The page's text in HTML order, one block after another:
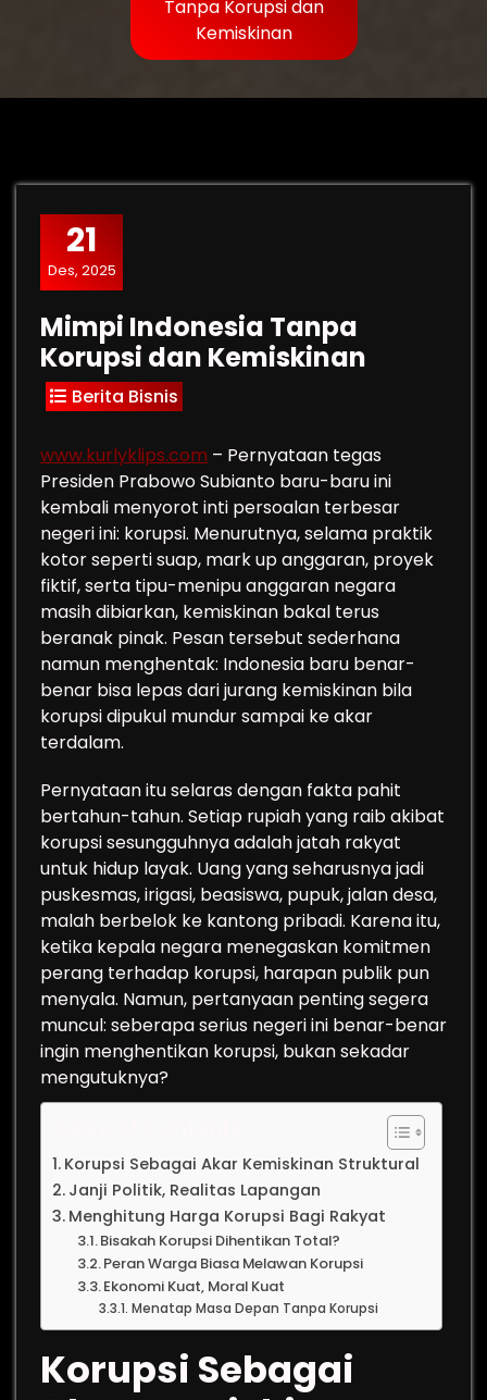
Tanpa Korupsi dan
Kemiskinan
21
Des, 2025
Mimpi Indonesia Tanpa
Korupsi dan Kemiskinan
Berita Bisnis
www.kurlyklips.com – Pernyataan tegas
Presiden Prabowo Subianto baru-baru ini
kembali menyorot inti persoalan terbesar
negeri ini: korupsi. Menurutnya, selama praktik
kotor seperti suap, mark up anggaran, proyek
fiktif, serta tipu-menipu anggaran negara
masih dibiarkan, kemiskinan bakal terus
beranak pinak. Pesan tersebut sederhana
namun menghentak: Indonesia baru benar-
benar bisa lepas dari jurang kemiskinan bila
korupsi dipukul mundur sampai ke akar
terdalam.
Pernyataan itu selaras dengan fakta pahit
bertahun-tahun. Setiap rupiah yang raib akibat
korupsi sesungguhnya adalah jatah rakyat
untuk hidup layak. Uang yang seharusnya jadi
puskesmas, irigasi, beasiswa, pupuk, jalan desa,
malah berbelok ke kantong pribadi. Karena itu,
ketika kepala negara menegaskan komitmen
perang terhadap korupsi, harapan publik pun
menyala. Namun, pertanyaan penting segera
muncul: seberapa serius negeri ini benar-benar
ingin menghentikan korupsi, bukan sekadar
mengutuknya?
Korupsi Sebagai Akar Kemiskinan Struktural
Janji Politik, Realitas Lapangan
Menghitung Harga Korupsi Bagi Rakyat
Bisakah Korupsi Dihentikan Total?
Peran Warga Biasa Melawan Korupsi
Ekonomi Kuat, Moral Kuat
Menatap Masa Depan Tanpa Korupsi
Korupsi Sebagai